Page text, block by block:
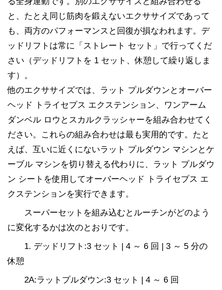
と、たとえ同じ筋肉を鍛えないエクササイズであって
も、両方のパフォーマンスと回復が損なわれます。デ
ッドリフトは常に「ストレート セット」で行ってくだ
さい（デッドリフトを 1 セット、休憩して繰り返しま
す）。
他のエクササイズでは、ラット プルダウンとオーバー
ヘッド トライセプス エクステンション、ワンアーム
ダンベル ロウとスカルクラッシャーを組み合わせてく
ださい。これらの組み合わせは最も実用的です。たと
えば、互いに近くにないラット プルダウン マシンとケ
ーブル マシンを切り替える代わりに、ラット プルダウ
ン シートを使用してオーバーヘッド トライセプス エ
クステンションを実行できます。
スーパーセットを組み込むとルーチンがどのよう
に変化するかは次のとおりです。
1. デッドリフト:3 セット | 4 ～ 6 回 | 3 ～ 5 分の
休憩
2A:ラットプルダウン:3 セット | 4 ～ 6 回